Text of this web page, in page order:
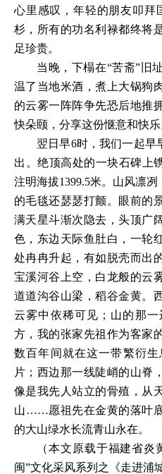
心里感叹，年轻的朋友叩拜
杉，所有的功名利禄都终将
足珍贵。
当晚，下榻在“苦斋”旧
温了当地米酒，煮上大锅狗
的云雾一阵阵争先恐后地推
快朵颐，分享这份惬意和快乐
翌日早6时，我们一起早
出。绝顶高处的一块石碑上
注明海拔1399.5米。山风凛
的毛毯还瑟瑟打颤。眼前的
满天星斗渐次隐去，头顶广
色，东边天际鱼肚白，一轮
处冉冉升起，有如脱壳而出
宝溪河谷上空，白龙般的云
道道沟谷山梁，稻谷金黄。
云雾中依稀可见；山的那
方，我的张家先祖作为客家
数百年间就在这一带繁衍
片；西边那一线陡峭的山脊
像是我先人站立的骨殖，从
山……愿祖先在金黄的落叶
的大山绿水长流青山永在。
（本文原载于福建省炎
闽”文化采风系列之
《走进浦